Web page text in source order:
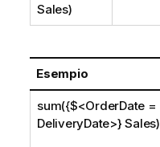
Sales)
Esempio
sum({$<OrderDate =
DeliveryDate>} Sales)